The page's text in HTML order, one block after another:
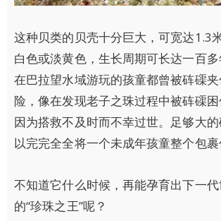
这种贝类的贝壳十分巨大，可宽达1.3
白色或淡黄色，生长周期可长达一百
在巴拉望水域游玩的孩童都曾被砗磲
险，像在发现老子之珠过程中被砗磲
因为搭救不及时而不幸过世。足够大
以完完全全将一个未成年孩童整个包裹
不知道它什么时候，再能孕育出下一
的“珍珠之王”呢？